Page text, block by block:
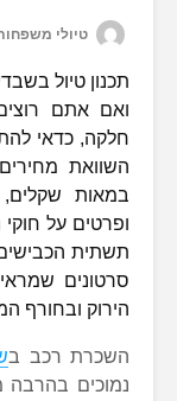
טיולי
תכנון טיול
ואם אתם
חלקה, כדאי
השוואת
במאות
ופרטים על
תשתית
סרטונים
הירוק ובחורף
השכרת רכב ב
נמוכים בהרבה